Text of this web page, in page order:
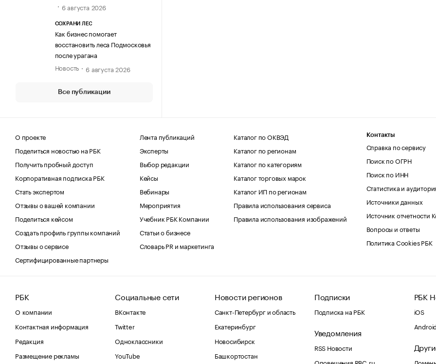
6 августа 2026
СОХРАНИ ЛЕС
Как бизнес помогает
восстановить леса Подмосковья
после урагана
Новость
6 августа 2026
Все публикации
О проекте
Поделиться новостью на РБК
Получить пробный доступ
Корпоративная подписка РБК
Стать экспертом
Отзывы о вашей компании
Поделиться кейсом
Создать профиль группы компаний
Отзывы о сервисе
Сертифицированные партнеры
Лента публикаций
Эксперты
Выбор редакции
Кейсы
Вебинары
Мероприятия
Учебник РБК Компании
Статьи о бизнесе
Словарь PR и маркетинга
Каталог по ОКВЭД
Каталог по регионам
Каталог по категориям
Каталог торговых марок
Каталог ИП по регионам
Правила использования сервиса
Правила использования изображений
Контакты
Справка по сервису
Поиск по ОГРН
Поиск по ИНН
Статистика и
Источники данных
Источник отчетности
Вопросы и ответы
Политика Cookies РБК
РБК
О компании
Контактная информация
Редакция
Размещение рекламы
Социальные сети
ВКонтакте
Twitter
Одноклассники
YouTube
Новости регионов
Санкт-Петербург и область
Екатеринбург
Новосибирск
Башкортостан
Подписки
Подписка на РБК
Уведомления
RSS Новости
Оповещения RBC.ru
РБК
iOS